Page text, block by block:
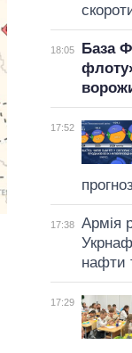
18:05
База
17:52
17:38
Армія
нафти
17:29